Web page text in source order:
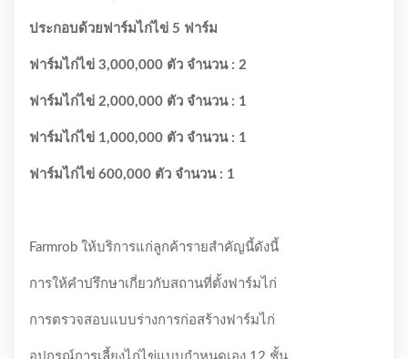
ประกอบด้วยฟาร์มไก่ไข่ 5 ฟาร์ม
ฟาร์มไก่ไข่ 3,000,000 ตัว จำนวน : 2
ฟาร์มไก่ไข่ 2,000,000 ตัว จำนวน : 1
ฟาร์มไก่ไข่ 1,000,000 ตัว จำนวน : 1
ฟาร์มไก่ไข่ 600,000 ตัว จำนวน : 1
Farmrob ให้บริการแก่ลูกค้ารายสำคัญนี้ดังนี้
การให้คำปรึกษาเกี่ยวกับสถานที่ตั้งฟาร์มไก่
การตรวจสอบแบบร่างการก่อสร้างฟาร์มไก่